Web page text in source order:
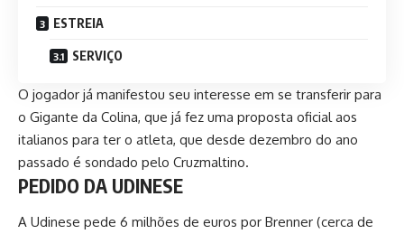
ESTREIA
SERVIÇO
O jogador já manifestou seu interesse em se transferir para
o Gigante da Colina, que já fez uma proposta oficial aos
italianos para ter o atleta, que desde dezembro do ano
passado é sondado pelo Cruzmaltino.
PEDIDO DA UDINESE
A Udinese pede 6 milhões de euros por Brenner (cerca de